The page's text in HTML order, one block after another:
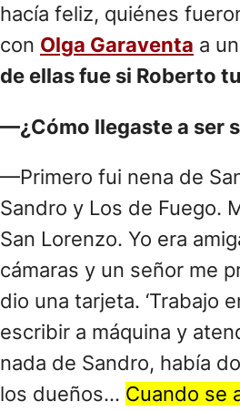
hacía feliz, quiénes
con Olga Garaventa a
de ellas fue si Roberto
—¿Cómo llegaste a ser
—Primero fui nena de
Sandro y Los de Fuego.
San Lorenzo. Yo era
cámaras y un señor me
dio una tarjeta. ‘Trabajo
escribir a máquina y
nada de Sandro, había
los dueños… Cuando se